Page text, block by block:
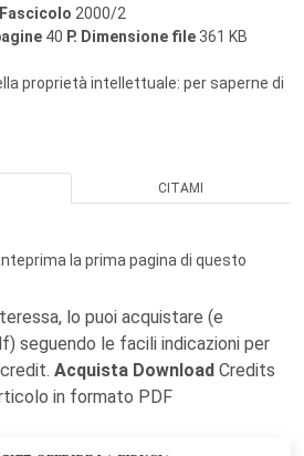
Fascicolo 2000/2
40 P. Dimensione file 361 KB
proprietà intellettuale: per saperne di
CITAMI
la prima pagina di questo
lo puoi acquistare (e
seguendo le facili indicazioni per
Acquista Download Credits
in formato PDF